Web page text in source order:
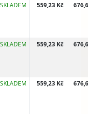
SKLADEM 559,23 Kč
SKLADEM 559,23 Kč
SKLADEM 559,23 Kč